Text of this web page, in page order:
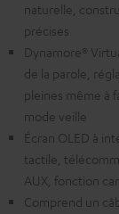
naturelle,
précises
Dynamore®
de la parole,
pleines même à
mode veille
Écran OLED à
tactile,
AUX, fonction
Comprend un